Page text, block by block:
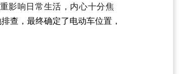
影响日常生活，内心十分焦
查 ， 最终确定了电动车位置，